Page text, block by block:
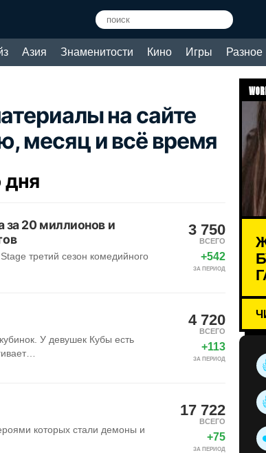
Азия Знаменитости Кино Игры Разное
на сайте
месяц и всё время
дня
за 20 миллионов и
третий сезон комедийного
3 750
ВСЕГО
+542
ЗА ПЕРИОД
У девушек Кубы есть
4 720
ВСЕГО
+113
ЗА ПЕРИОД
которых стали демоны и
17 722
ВСЕГО
+75
ЗА ПЕРИОД